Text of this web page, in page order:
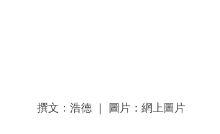
撰文：浩德 ｜ 圖片：網上圖片